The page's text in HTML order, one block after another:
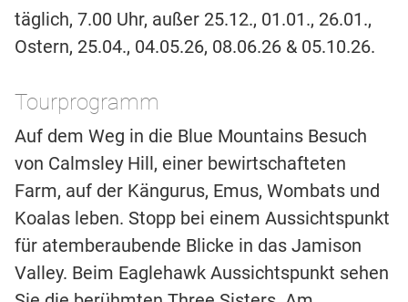
täglich, 7.00 Uhr, außer 25.12., 01.01., 26.01.,
Ostern, 25.04., 04.05.26, 08.06.26 & 05.10.26.
Tourprogramm
Auf dem Weg in die Blue Mountains Besuch
von Calmsley Hill, einer bewirtschafteten
Farm, auf der Kängurus, Emus, Wombats und
Koalas leben. Stopp bei einem Aussichtspunkt
für atemberaubende Blicke in das Jamison
Valley. Beim Eaglehawk Aussichtspunkt sehen